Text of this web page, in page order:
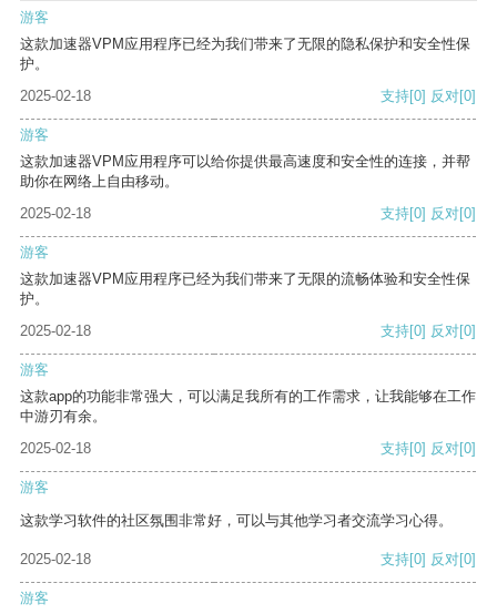
游客
这款加速器VPM应用程序已经为我们带来了无限的隐私保护和安全性保
护。
2025-02-18
支持[0] 反对[0]
游客
这款加速器VPM应用程序可以给你提供最高速度和安全性的连接，并帮
助你在网络上自由移动。
2025-02-18
支持[0] 反对[0]
游客
这款加速器VPM应用程序已经为我们带来了无限的流畅体验和安全性保
护。
2025-02-18
支持[0] 反对[0]
游客
这款app的功能非常强大，可以满足我所有的工作需求，让我能够在工作
中游刃有余。
2025-02-18
支持[0] 反对[0]
游客
这款学习软件的社区氛围非常好，可以与其他学习者交流学习心得。
2025-02-18 支持[0] 反对[0]
游客